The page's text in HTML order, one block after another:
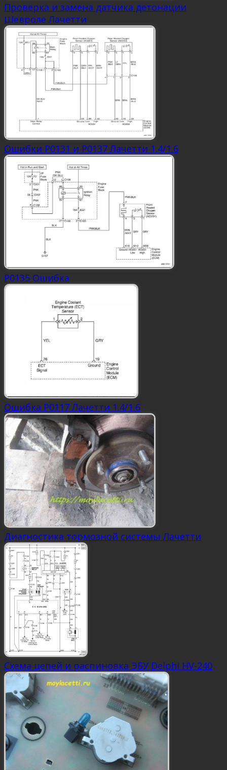
Проверка и замена датчика детонации
Шевроле Лачетти
Ошибки P0131 и P0137 Лачетти 1.4/1.6
P0135 Ошибка
Ошибка P0117 Лачетти 1.4/1.6
Диагностика тормозной системы Лачетти
Схема цепей и распиновка ЭБУ Delphi HV-240